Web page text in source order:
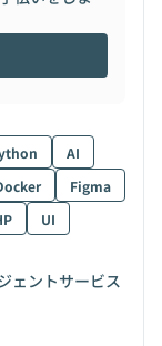
AI
Figma
UI
ェントサービス